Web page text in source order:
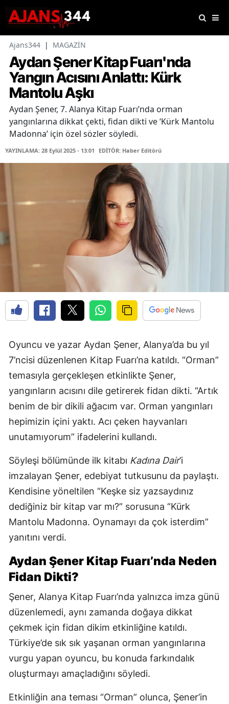
Ajans344 | MAGAZİN
Aydan Şener Kitap Fuarı'nda
Yangın Acısını Anlattı: Kürk
Mantolu Aşkı
Aydan Şener, 7. Alanya Kitap Fuarı’nda orman
yangınlarına dikkat çekti, fidan dikti ve ‘Kürk Mantolu
Madonna’ için özel sözler söyledi.
YAYINLAMA: 28 Eylül 2025 - 13:01 EDİTÖR: Haber Editörü
Oyuncu ve yazar Aydan Şener, Alanya’da bu yıl
7’ncisi düzenlenen Kitap Fuarı’na katıldı. “Orman”
temasıyla gerçekleşen etkinlikte Şener,
yangınların acısını dile getirerek fidan dikti. “Artık
benim de bir dikili ağacım var. Orman yangınları
hepimizin içini yaktı. Acı çeken hayvanları
unutamıyorum” ifadelerini kullandı.
Söyleşi bölümünde ilk kitabı Kadına Dair’i
imzalayan Şener, edebiyat tutkusunu da paylaştı.
Kendisine yöneltilen “Keşke siz yazsaydınız
dediğiniz bir kitap var mı?” sorusuna “Kürk
Mantolu Madonna. Oynamayı da çok isterdim”
yanıtını verdi.
Aydan Şener Kitap Fuarı’nda Neden
Fidan Dikti?
Şener, Alanya Kitap Fuarı’nda yalnızca imza günü
düzenlemedi, aynı zamanda doğaya dikkat
çekmek için fidan dikim etkinliğine katıldı.
Türkiye’de sık sık yaşanan orman yangınlarına
vurgu yapan oyuncu, bu konuda farkındalık
oluşturmayı amaçladığını söyledi.
Etkinliğin ana teması “Orman” olunca, Şener’in